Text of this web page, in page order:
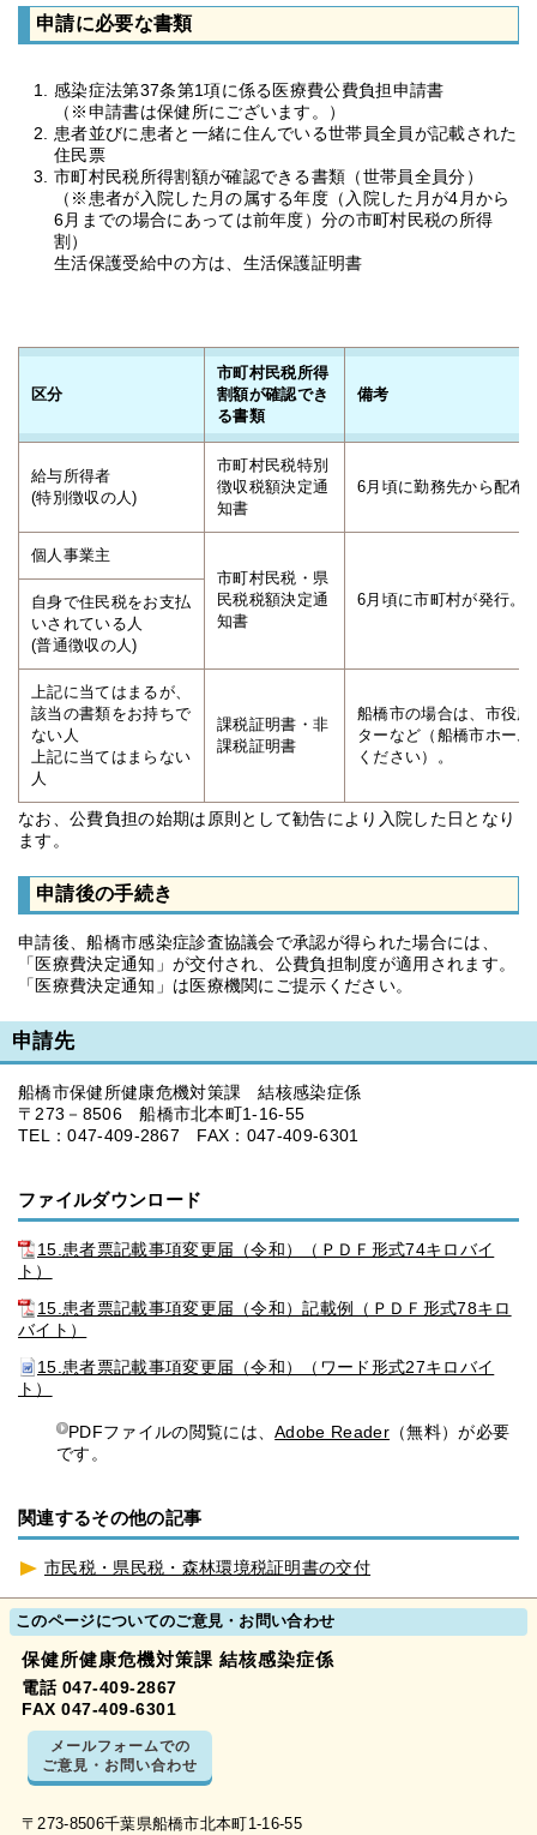
申請に必要な書類
感染症法第37条第1項に係る医療費公費負担申請書
（※申請書は保健所にございます。）
患者並びに患者と一緒に住んでいる世帯員全員が記載された
住民票
市町村民税所得割額が確認できる書類（世帯員全員分）
（※患者が入院した月の属する年度（入院した月が4月から
6月までの場合にあっては前年度）分の市町村民税の所得
割）
生活保護受給中の方は、生活保護証明書
区分
市町村民税所得
割額が確認でき
る書類
備考
給与所得者
(特別徴収の人)
市町村民税特別
徴収税額決定通
知書
6月頃に勤務先から配布
個人事業主
市町村民税・県
民税税額決定通
知書
6月頃に市町村が発行。
自身で住民税をお支払
いされている人
(普通徴収の人)
上記に当てはまるが、
該当の書類をお持ちで
ない人
上記に当てはまらない
人
課税証明書・非
課税証明書
船橋市の場合は、市役
ターなど（船橋市ホーム
ください）。
なお、公費負担の始期は原則として勧告により入院した日となり
ます。
申請後の手続き
申請後、船橋市感染症診査協議会で承認が得られた場合には、
「医療費決定通知」が交付され、公費負担制度が適用されます。
「医療費決定通知」は医療機関にご提示ください。
申請先
船橋市保健所健康危機対策課 結核感染症係
〒273－8506 船橋市北本町1-16-55
TEL：047-409-2867 FAX：047-409-6301
ファイルダウンロード
15.患者票記載事項変更届（令和）（ＰＤＦ形式74キロバイ
ト）
15.患者票記載事項変更届（令和）記載例（ＰＤＦ形式78キロ
バイト）
15.患者票記載事項変更届（令和）（ワード形式27キロバイ
ト）
PDFファイルの閲覧には、Adobe Reader （無料）が必要
です。
関連するその他の記事
市民税・県民税・森林環境税証明書の交付
このページについてのご意見・お問い合わせ
保健所健康危機対策課 結核感染症係
電話 047-409-2867
FAX 047-409-6301
メールフォームでの
ご意見・お問い合わせ
〒273-8506千葉県船橋市北本町1-16-55